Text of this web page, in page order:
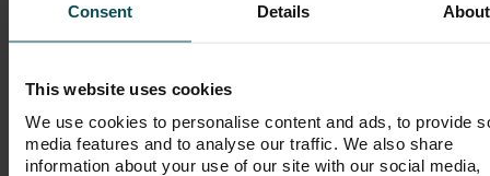
Consent Details About
This website uses cookies
We use cookies to personalise content and ads, to provide
media features and to analyse our traffic. We also share
information about your use of our site with our social media,